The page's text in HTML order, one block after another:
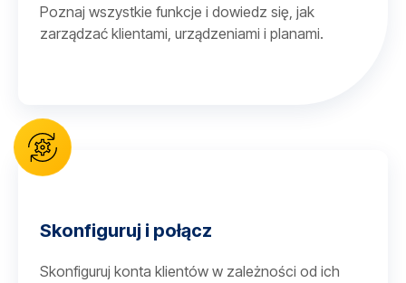
Poznaj wszystkie funkcje i dowiedz się, jak
zarządzać klientami, urządzeniami i planami.
Skonfiguruj i połącz
Skonfiguruj konta klientów w zależności od ich